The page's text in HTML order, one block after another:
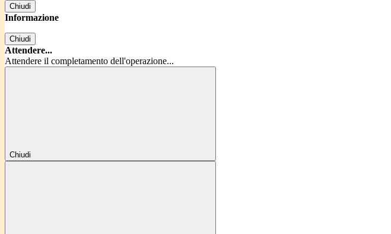
Chiudi
Informazione
Chiudi
Attendere...
Attendere il completamento dell'operazione...
Chiudi